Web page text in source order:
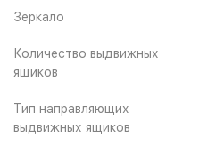
Зеркало
Количество выдвижных
ящиков
Тип направляющих
выдвижных ящиков